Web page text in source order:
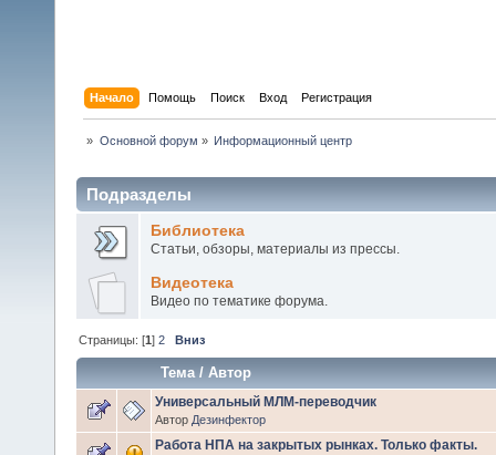
Начало Помощь Поиск Вход Регистрация
» Основной форум » Информационный центр
Подразделы
Библиотека
Статьи, обзоры, материалы из прессы.
Видеотека
Видео по тематике форума.
Страницы: [1]2 Вниз
Тема/Автор
Универсальный МЛМ-переводчик
Автор Дезинфектор
Работа НПА на закрытых рынках. Только факты.